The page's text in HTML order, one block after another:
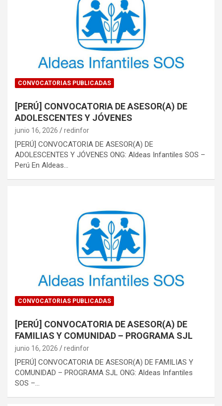
CONVOCATORIAS PUBLICADAS
[PERÚ] CONVOCATORIA DE ASESOR(A) DE
ADOLESCENTES Y JÓVENES
junio 16, 2026 redinfor
[PERÚ] CONVOCATORIA DE ASESOR(A) DE
ADOLESCENTES Y JÓVENES ONG: Aldeas Infantiles SOS –
Perú En Aldeas…
CONVOCATORIAS PUBLICADAS
[PERÚ] CONVOCATORIA DE ASESOR(A) DE
FAMILIAS Y COMUNIDAD – PROGRAMA SJL
junio 16, 2026 redinfor
[PERÚ] CONVOCATORIA DE ASESOR(A) DE FAMILIAS Y
COMUNIDAD – PROGRAMA SJL ONG: Aldeas Infantiles
SOS –…